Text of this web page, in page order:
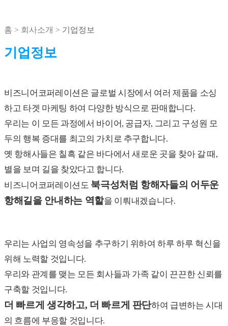
내수판매
농산품 수입
GMD 사업
제품소개
화학/플라스틱 +
도금약품
PMMA
주물 첨가제
기계/전자
엘리베이터/호이스트카
콘덴싱 유닛
도어락/주방용 TV
톱니바퀴 기어
홈 > 회사소개 > 기업정보
기업정보
비즈니어코퍼레이션은 글로벌 시장에서 여러 제품을 소싱
하고 타겟 마케팅 하여 다양한 방식으로 판매합니다.
우리는 이 모든 과정에서 바이어, 공급자, 그리고 구성원 모
두의 행복 증대를 최고의 가치로 추구합니다.
옛 항해사들은 칠흑 같은 바다에서 새로운 곳을 찾아 갈 때,
별을 보며 길을 찾았다고 합니다.
비즈니어코퍼레이션도 북극성처럼 항해자들의 어두운
항해길을 안내하는 역할을 이뤄내겠습니다.
우리는 사업의 영속성을 추구하기 위하여 하루 하루 혁신을
위해 노력할 것입니다.
우리와 관계를 맺는 모든 회사들과 가족 같이 끈끈한 신뢰를
구축할 것입니다.
더 빠르게 생각하고, 더 빠르게 판단하여 급변하는 시대
의 흐름에 부응할 것입니다.